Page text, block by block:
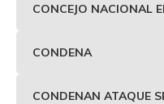
CONCEJO NACIONAL
CONDENA
CONDENAN ATAQUE